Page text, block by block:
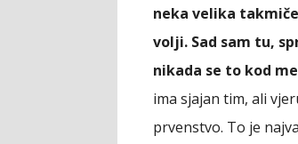
neka velika
volji. Sad sam tu,
nikada se to kod
ima sjajan tim, ali
prvenstvo. To je